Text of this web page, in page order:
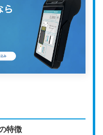
行・三菱UFJ銀行・みずほ銀
ルート
payment/
カードリーダーをBlue
は無料で、キャンペーン
0円で導入できる
特徴